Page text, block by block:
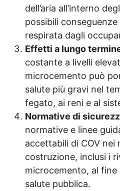
dell’aria all’interno
possibili conseguenze
respirata dagli
Effetti a lungo
costante a livelli
microcemento può
salute più gravi nel
fegato, ai reni e al
Normative di
normative e linee
accettabili di COV nei
costruzione, inclusi i
microcemento, al
salute pubblica.